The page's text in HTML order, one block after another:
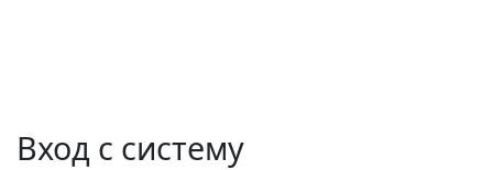
Вход с систему